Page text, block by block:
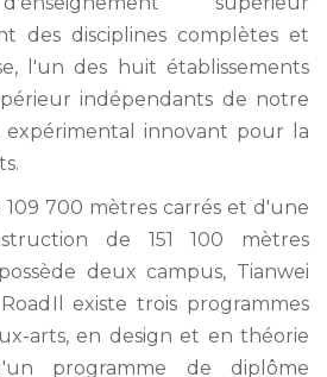
des disciplines complètes et
l'un des huit établissements
indépendants de notre
expérimental innovant pour la
700 mètres carrés et d'une
de 151 100 mètres
deux campus, Tianwei
Il existe trois programmes
arts, en design et en théorie
programme de diplôme